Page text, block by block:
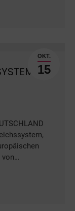
OKT.
15
von…